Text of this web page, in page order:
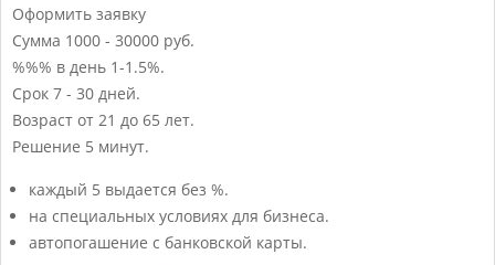
Оформить заявку
Сумма 1000 - 30000 руб.
%%% в день 1-1.5%.
Срок 7 - 30 дней.
Возраст от 21 до 65 лет.
Решение 5 минут.
каждый 5 выдается без %.
на специальных условиях для бизнеса.
автопогашение с банковской карты.